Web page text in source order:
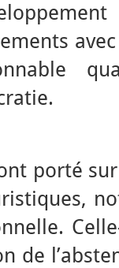
porté
de